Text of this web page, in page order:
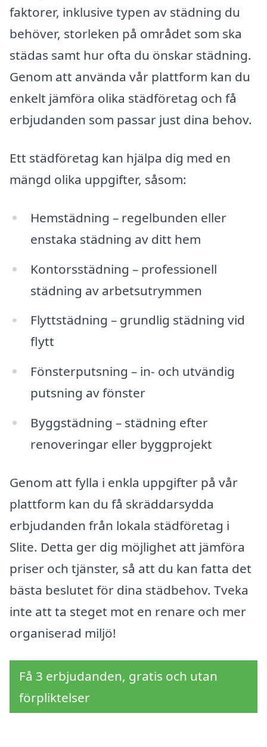
faktorer, inklusive typen av städning du
behöver, storleken på området som ska
städas samt hur ofta du önskar städning.
Genom att använda vår plattform kan du
enkelt jämföra olika städföretag och få
erbjudanden som passar just dina behov.
Ett städföretag kan hjälpa dig med en
mängd olika uppgifter, såsom:
Hemstädning – regelbunden eller
enstaka städning av ditt hem
Kontorsstädning – professionell
städning av arbetsutrymmen
Flyttstädning – grundlig städning vid
flytt
Fönsterputsning – in- och utvändig
putsning av fönster
Byggstädning – städning efter
renoveringar eller byggprojekt
Genom att fylla i enkla uppgifter på vår
plattform kan du få skräddarsydda
erbjudanden från lokala städföretag i
Slite. Detta ger dig möjlighet att jämföra
priser och tjänster, så att du kan fatta det
bästa beslutet för dina städbehov. Tveka
inte att ta steget mot en renare och mer
organiserad miljö!
Få 3 erbjudanden, gratis och utan
förpliktelser